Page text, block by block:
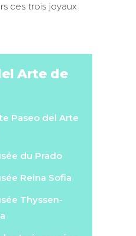
ces trois joyaux
Arte de
Paseo del Arte
du Prado
Reina Sofia
Thyssen-